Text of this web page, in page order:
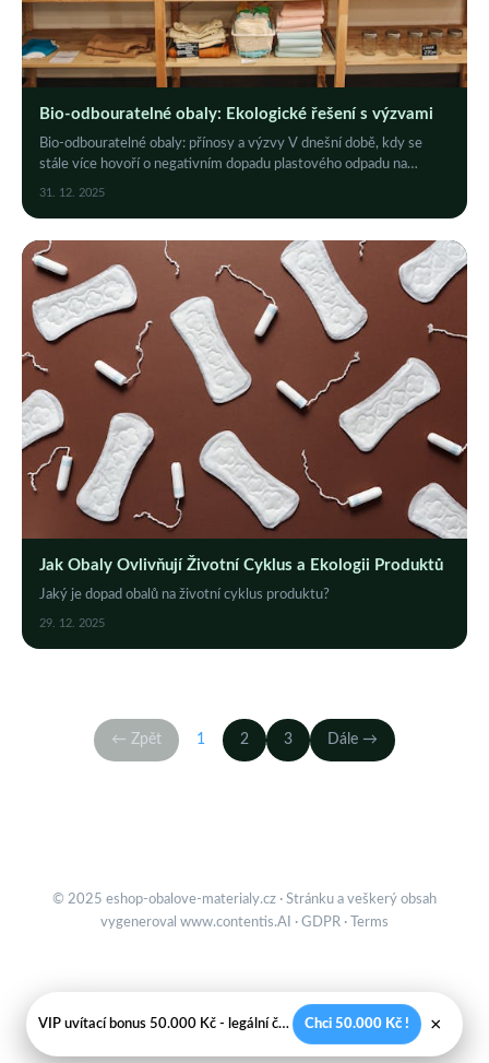
Bio-odbouratelné obaly: Ekologické řešení s výzvami
Bio-odbouratelné obaly: přínosy a výzvy V dnešní době, kdy se
stále více hovoří o negativním dopadu plastového odpadu na
životní prostředí, se...
31. 12. 2025
Jak Obaly Ovlivňují Životní Cyklus a Ekologii Produktů
Jaký je dopad obalů na životní cyklus produktu?
29. 12. 2025
← Zpět 1 2 3 Dále →
© 2025 eshop-obalove-materialy.cz · Stránku a veškerý obsah
vygeneroval www.contentis.AI · GDPR · Terms
VIP uvítací bonus 50.000 Kč - legální české kasíno Chci 50.000 Kč ! ×